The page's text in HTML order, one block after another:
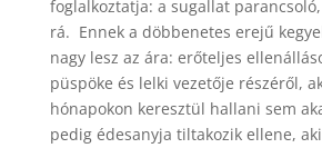
foglalkoztatja: a sugallat
rá. Ennek a döbbenetes erejű
nagy lesz az ára: erőteljes
püspöke és lelki vezetője részéről,
hónapokon keresztül hallani sem
pedig édesanyja tiltakozik ellene,